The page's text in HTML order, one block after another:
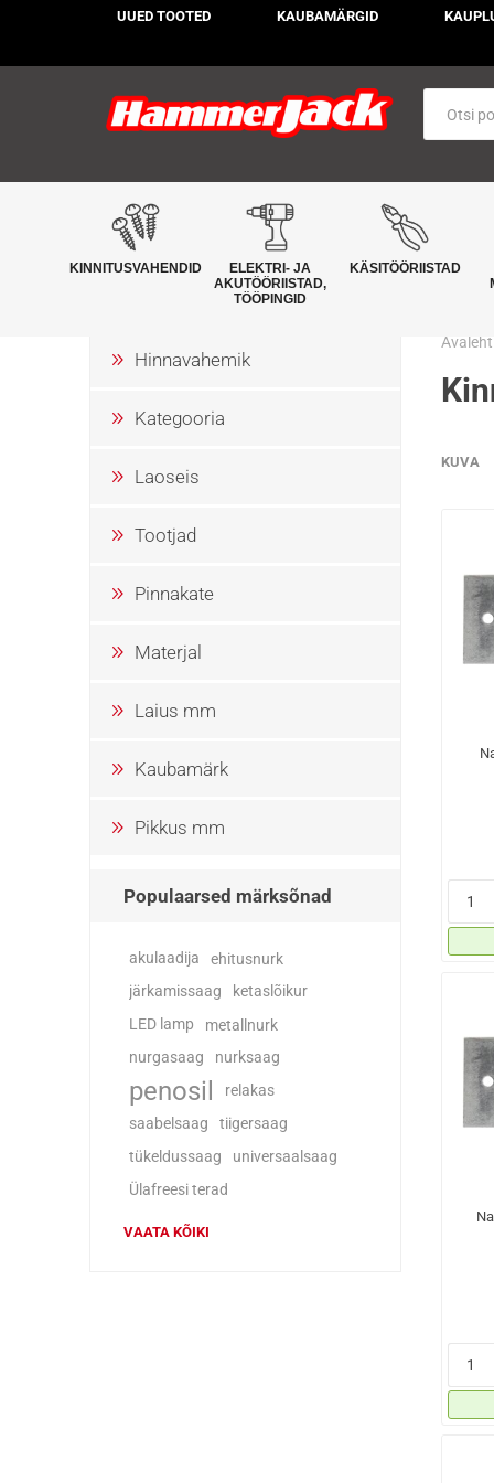
UUED TOOTED KAUBAMÄRGID
KINNITUSVAHENDID
ELEKTRI- JA
AKUTÖÖRIISTAD,
TÖÖPINGID
KÄSITÖÖRIISTAD
Avaleht
KUVA
Hinnavahemik
Kategooria
Laoseis
Tootjad
Pinnakate
Materjal
Laius mm
Kaubamärk
Pikkus mm
Populaarsed märksõnad
akulaadija ehitusnurk
järkamissaag
ketaslõikur
LED lamp
metallnurk
nurgasaag nurksaag
penosil
relakas
saabelsaag
tiigersaag
tükeldussaag
universaalsaag
Ülafreesi terad
VAATA KÕIKI